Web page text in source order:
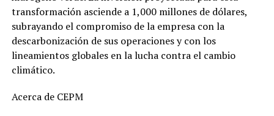
transformación asciende a 1,000 millones de dólares,
subrayando el compromiso de la empresa con la
descarbonización de sus operaciones y con los
lineamientos globales en la lucha contra el cambio
climático.
Acerca de CEPM